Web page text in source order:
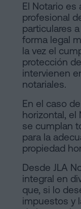
El Notario es
profesional
particulares
forma legal
la vez el
protección
intervienen
notariales.
En el caso
horizontal, el
se cumplan
para la
propiedad
Desde JLA
integral en
que, si lo
impuestos y